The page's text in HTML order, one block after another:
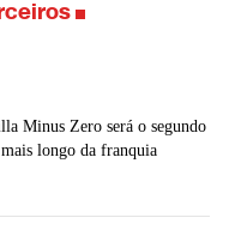
Minus Zero será o segundo
longo da franquia